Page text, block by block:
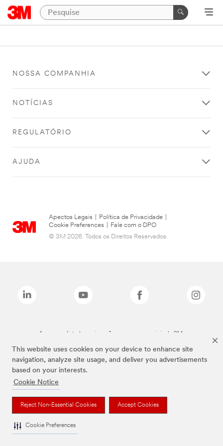
This website uses cookies on your device to enhance site
navigation, analyze site usage, and deliver you advertisements
based on your interests.
Cookie Notice
Reject Non-Essential Cookies Accept Cookies
Cookie Preferences
NOSSA COMPANHIA
NOTÍCIAS
REGULATÓRIO
AJUDA
Apectos Legais Política de Privacidade
Cookie Preferences
Fale com o DPO
© 3M 2026. Todos os Direitos Reservados.
As marcas listadas a cima são marcas comerciais da 3M.